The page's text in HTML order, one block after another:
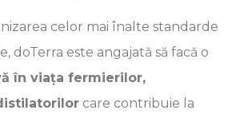
celor mai înalte standarde
doTerra este angajată să facă o
în viața fermierilor,
care contribuie la